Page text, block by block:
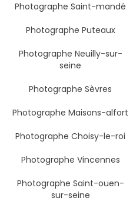
Photographe Saint-mandé
Photographe Puteaux
Photographe Neuilly-sur-
seine
Photographe Sèvres
Photographe Maisons-alfort
Photographe Choisy-le-roi
Photographe Vincennes
Photographe Saint-ouen-
sur-seine